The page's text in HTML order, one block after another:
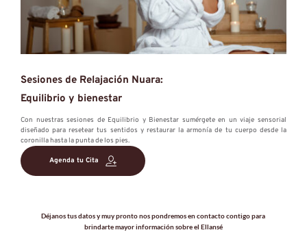
Sesiones de Relajación Nuara:
Equilibrio y bienestar
Con nuestras sesiones de Equilibrio y Bienestar sumérgete en un viaje sensorial
diseñado para resetear tus sentidos y restaurar la armonía de tu cuerpo desde la
coronilla hasta la punta de los pies.
Agenda tu Cita
Déjanos tus datos y muy pronto nos pondremos en contacto contigo para
brindarte mayor información sobre el Ellansé